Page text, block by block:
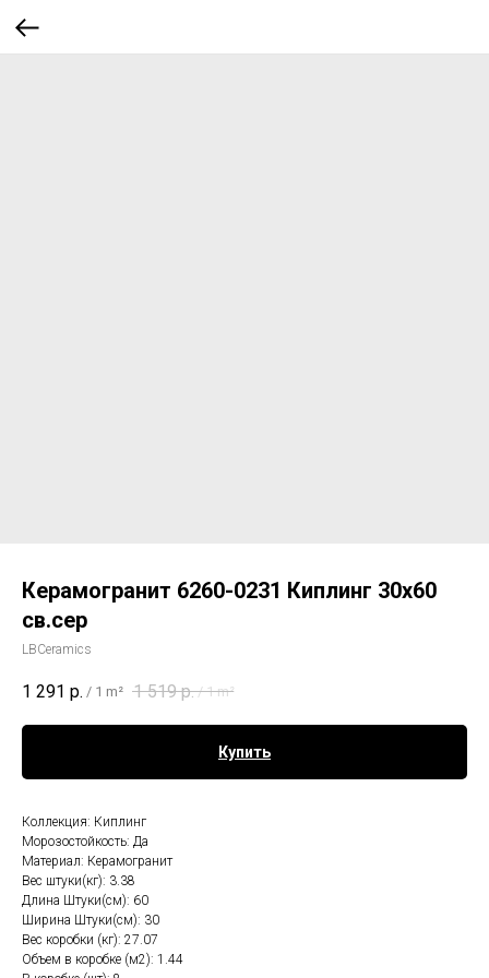
Керамогранит 6260-0231 Киплинг 30х60
св.сер
LBCeramics
1 291 р. / 1 m² 1 519 р. / 1 m²
Купить
Коллекция: Киплинг
Морозостойкость: Да
Материал: Керамогранит
Вес штуки(кг): 3.38
Длина Штуки(см): 60
Ширина Штуки(см): 30
Вес коробки (кг): 27.07
Объем в коробке (м2): 1.44